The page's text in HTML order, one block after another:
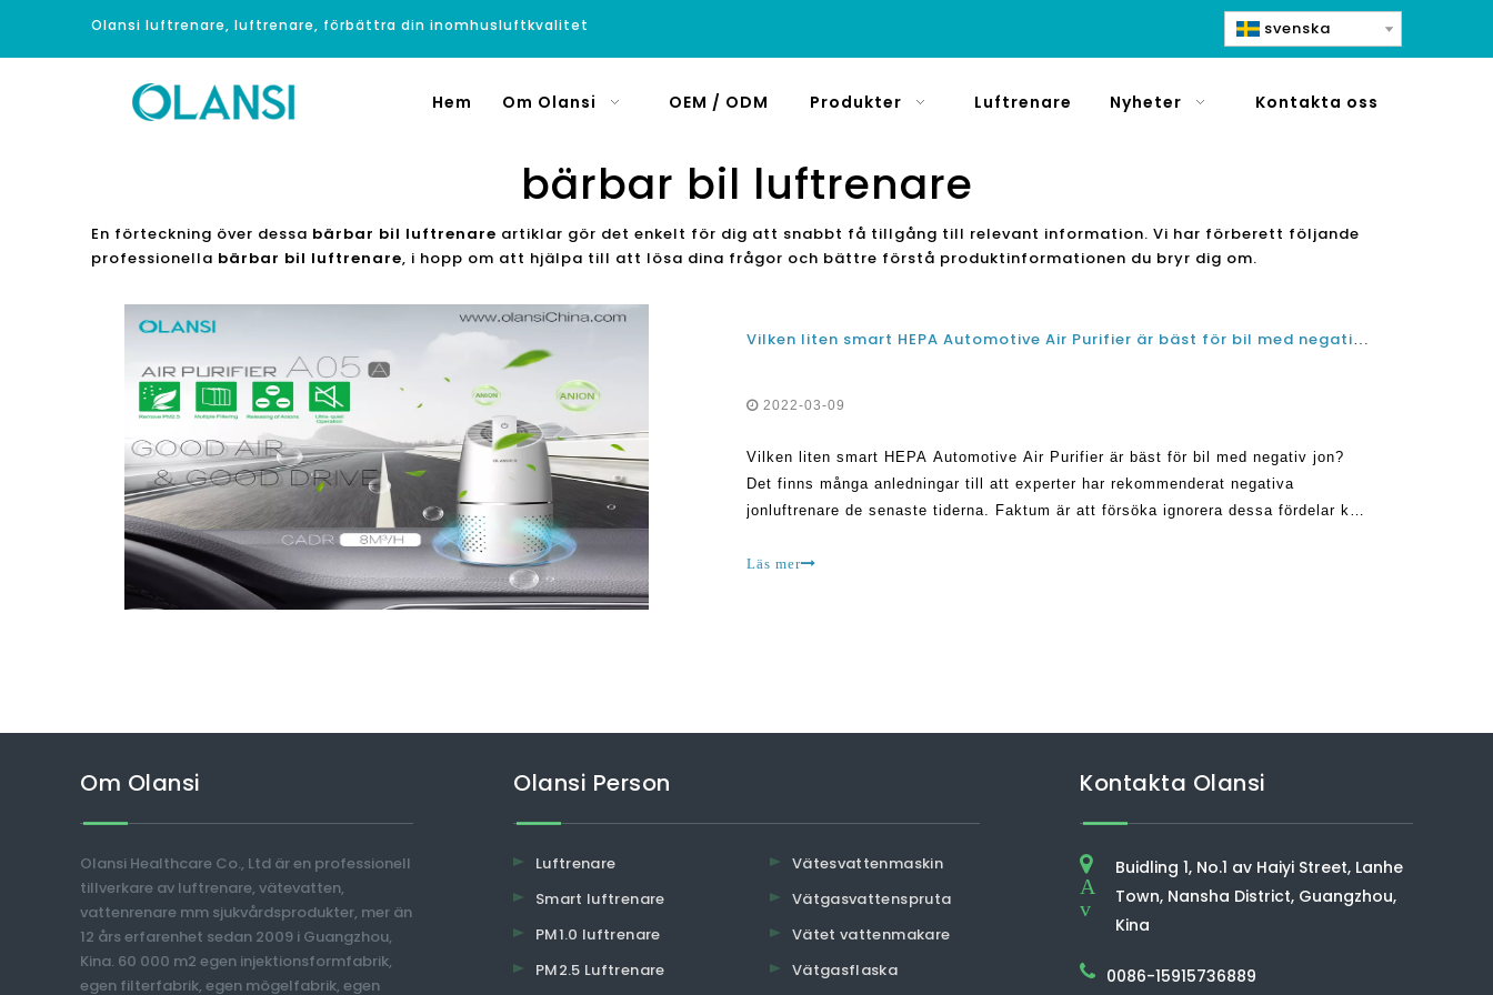
Olansi luftrenare, luftrenare, förbättra din inomhusluftkvalitet svenska
Hem Om Olansi OEM / ODM Produkter Luftrenare Nyheter Kontakta oss
bärbar bil luftrenare
En förteckning över dessa bärbar bil luftrenare artiklar gör det enkelt för dig att snabbt få tillgång till relevant information. Vi har förberett följande
professionella bärbar bil luftrenare, i hopp om att hjälpa till att lösa dina frågor och bättre förstå produktinformationen du bryr dig om.
Vilken liten smart HEPA Automotive Air Purifier är bäst för bil med negativ jon?
2022-03-09
Vilken liten smart HEPA Automotive Air Purifier är bäst för bil med negativ jon?
Det finns många anledningar till att experter har rekommenderat negativa
jonluftrenare de senaste tiderna. Faktum är att försöka ignorera dessa fördelar kan
övervinna
Läs mer
Om Olansi
Olansi Healthcare Co., Ltd är en professionell
tillverkare av luftrenare, vätevatten,
vattenrenare mm sjukvårdsprodukter, mer än
12 års erfarenhet sedan 2009 i Guangzhou,
Kina. 60 000 m2 egen injektionsformfabrik,
egen filterfabrik, egen mögelfabrik, egen
Olansi Person
Luftrenare
Smart luftrenare
PM1.0 luftrenare
PM2.5 Luftrenare
Vätesvattenmaskin
Vätgasvattenspruta
Vätet vattenmakare
Vätgasflaska
Kontakta Olansi
A
v
Buidling 1, No.1 av Haiyi Street, Lanhe
Town, Nansha District, Guangzhou,
Kina
0086-15915736889